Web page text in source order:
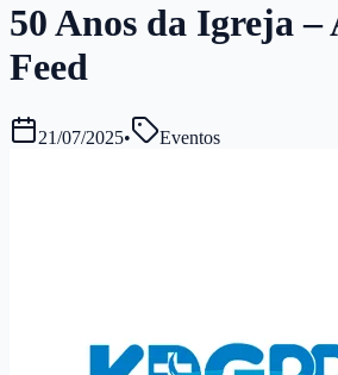
50 Anos da Igreja
Feed
21/07/2025• Eventos